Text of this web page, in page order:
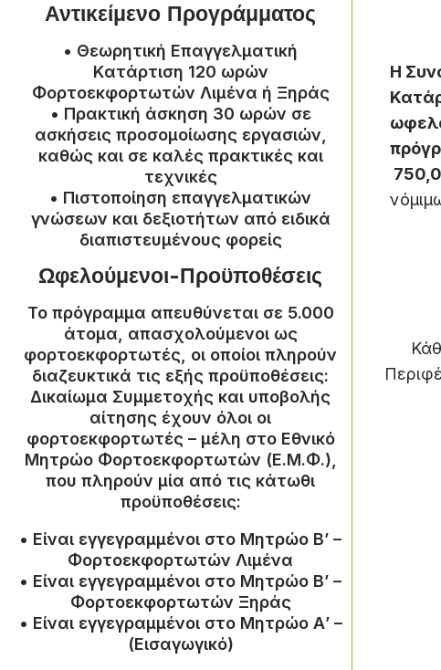
Αντικείμενο Προγράμματος
• Θεωρητική Eπαγγελματική
Kατάρτιση 120 ωρών
Φορτοεκφορτωτών Λιμένα ή Ξηράς
• Πρακτική άσκηση 30 ωρών σε
ασκήσεις προσομοίωσης εργασιών,
καθώς και σε καλές πρακτικές και
τεχνικές
• Πιστοποίηση επαγγελματικών
γνώσεων και δεξιοτήτων από ειδικά
διαπιστευμένους φορείς
Ωφελούμενοι-Προϋποθέσεις
Το πρόγραμμα απευθύνεται σε 5.000
άτομα, απασχολούμενοι ως
φορτοεκφορτωτές, οι οποίοι πληρούν
διαζευκτικά τις εξής προϋποθέσεις:
Δικαίωμα Συμμετοχής και υποβολής
αίτησης έχουν όλοι οι
φορτοεκφορτωτές – μέλη στο Εθνικό
Μητρώο Φορτοεκφορτωτών (Ε.Μ.Φ.),
που πληρούν μία από τις κάτωθι
προϋποθέσεις:
• Είναι εγγεγραμμένοι στο Μητρώο Β’ –
Φορτοεκφορτωτών Λιμένα
• Είναι εγγεγραμμένοι στο Μητρώο Β’ –
Φορτοεκφορτωτών Ξηράς
• Είναι εγγεγραμμένοι στο Μητρώο Α’ –
(Εισαγωγικό)
Η